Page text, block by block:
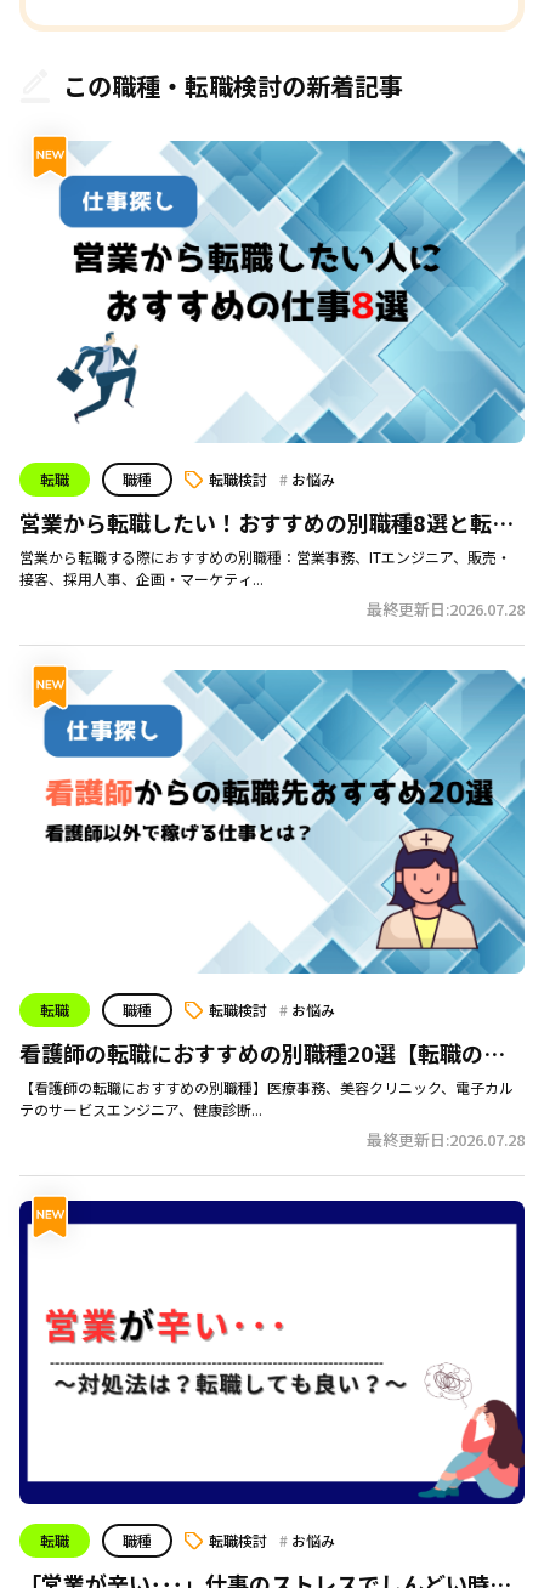
この職種・転職検討の新着記事
転職 職種 転職検討 お悩み
営業から転職したい！おすすめの別職種8選と転職
成功のコツ
営業から転職する際におすすめの別職種：営業事務、ITエンジニア、販売・
接客、採用人事、企画・マーケティ...
最終更新日:2026.07.28
転職 職種 転職検討 お悩み
看護師の転職におすすめの別職種20選【転職のプ
ロが徹底解説】
【看護師の転職におすすめの別職種】医療事務、美容クリニック、電子カル
テのサービスエンジニア、健康診断...
最終更新日:2026.07.28
転職 職種 転職検討 お悩み